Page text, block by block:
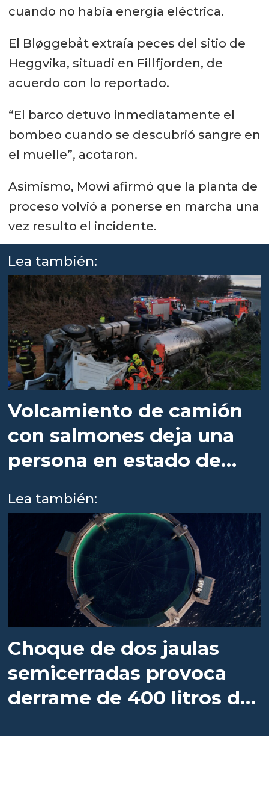
cuando no había energía eléctrica.
El Bløggebåt extraía peces del sitio de
Heggvika, situadi en Fillfjorden, de
acuerdo con lo reportado.
“El barco detuvo inmediatamente el
bombeo cuando se descubrió sangre en
el muelle”, acotaron.
Asimismo, Mowi afirmó que la planta de
proceso volvió a ponerse en marcha una
vez resulto el incidente.
Lea también:
Volcamiento de camión
con salmones deja una
persona en estado de
Lea también:
Choque de dos jaulas
semicerradas provoca
derrame de 400 litros de